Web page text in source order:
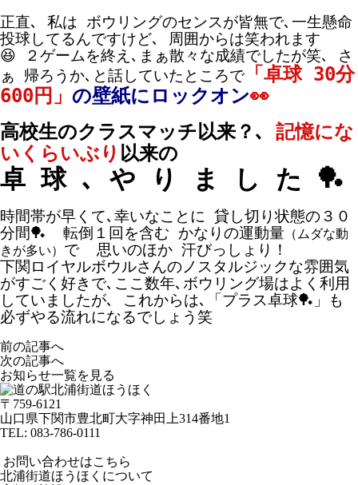
正直､ 私は ボウリングのセンスが皆無で､一生懸命
投球してるんですけど､ 周囲からは笑われます
😆
２ゲームを終え､まぁ散々な成績でしたが笑､ さ
ぁ 帰ろうか､と話していたところで
「卓球 30分
600円」 の壁紙にロックオン👀
高校生のクラスマッチ以来 ？､
記憶にな
いくらいぶり 以来の
卓 球 ､ や り ま し た 🏓
時間帯が早くて､幸いなことに 貸し切り状態の３０
分間🏓 転倒１回を含む かなりの運動量 （ムダな動
きが多い） で 思いのほか 汗びっしょり！
下関ロイヤルボウルさんのノスタルジックな雰囲気
がすごく好きで､ここ数年､ボウリング場はよく利用
していましたが､ これからは､「プラス卓球🏓」も
必ずやる流れになるでしょう笑
前の記事へ
次の記事へ
お知らせ一覧を見る
〒759-6121
山口県下関市豊北町大字神田上314番地1
TEL: 083-786-0111
お問い合わせはこちら
北浦街道ほうほくについて